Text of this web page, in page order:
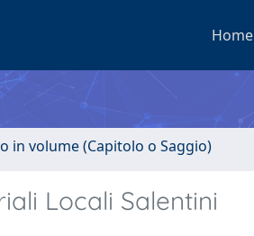
Home
in volume (Capitolo o Saggio)
Locali Salentini